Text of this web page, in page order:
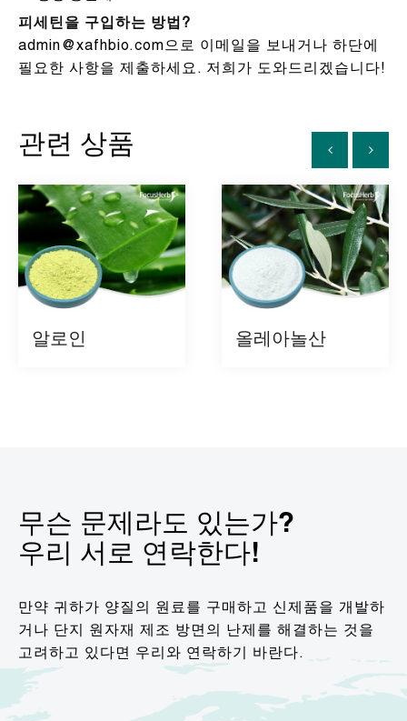
피세틴을 구입하는 방법?
admin@xafhbio.com으로 이메일을 보내거나 하단에
필요한 사항을 제출하세요. 저희가 도와드리겠습니다!
관련 상품
알로인 올레아놀산
무슨 문제라도 있는가?
우리 서로 연락한다!
만약 귀하가 양질의 원료를 구매하고 신제품을 개발하
거나 단지 원자재 제조 방면의 난제를 해결하는 것을
고려하고 있다면 우리와 연락하기 바란다.